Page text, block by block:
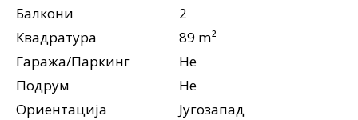
Балкони
2
Квадратура
89 m²
Гаража/Паркинг
Не
Подрум
Не
Ориентација
Југозапад